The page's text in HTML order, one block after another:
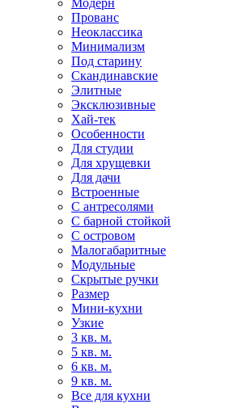
Прованс
Неоклассика
Минимализм
Под старину
Скандинавские
Элитные
Эксклюзивные
Хай-тек
Особенности
Для студии
Для хрущевки
Для дачи
Встроенные
С антресолями
С барной стойкой
С островом
Малогабаритные
Модульные
Скрытые ручки
Размер
Мини-кухни
Узкие
3 кв. м.
5 кв. м.
6 кв. м.
9 кв. м.
Все для кухни